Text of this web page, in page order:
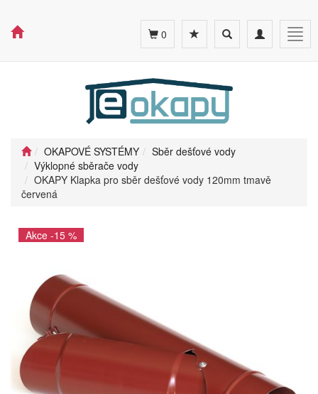
Toggle
navigation
Toggle
search
0
OKAPOVÉ SYSTÉMY
Sběr dešťové vody
Výklopné sběrače vody
OKAPY Klapka pro sběr dešťové vody 120mm tmavě
červená
Akce -15 %